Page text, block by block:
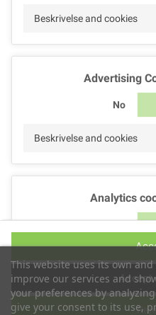
This website uses its own
improve our services and
your preferences by
give your consent to its use,
Beskrivelse and cookies
Advertising
No
Beskrivelse and cookies
Analytics
No
Accept